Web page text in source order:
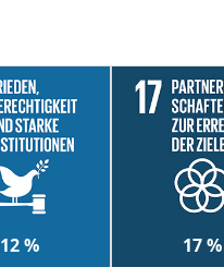
12 % 17 %